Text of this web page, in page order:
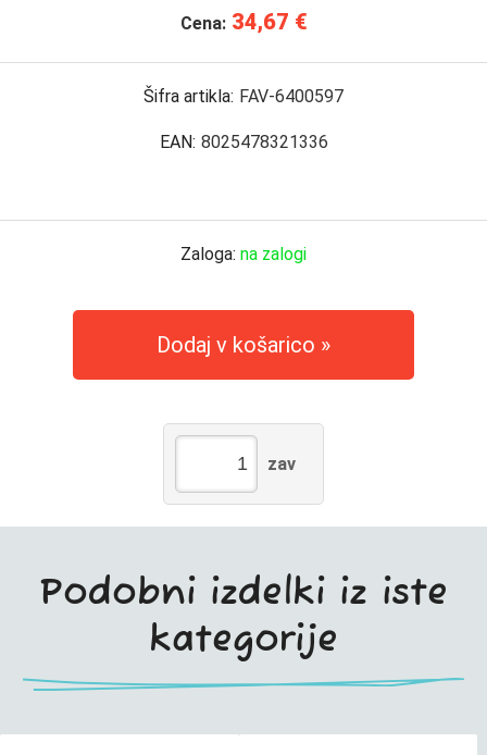
Cena: 34,67 €
Šifra artikla: FAV-6400597
EAN: 8025478321336
Zaloga: na zalogi
Dodaj v košarico
zav
Podobni izdelki iz iste
kategorije